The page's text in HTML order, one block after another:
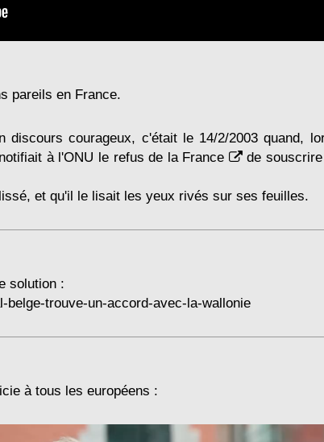
pareils en France.
discours courageux, c'était le 14/2/2003 quand,
à l'ONU le refus de la France
de
et qu'il le lisait les yeux rivés sur ses feuilles.
solution :
trouve-un-accord-avec-la-wallonie
à tous les européens :